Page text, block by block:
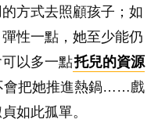
方式去照顧孩子；如
性一點，她至少能仍
以多一點托兒的資源
會把她推進熱鍋……戲
如此孤單。